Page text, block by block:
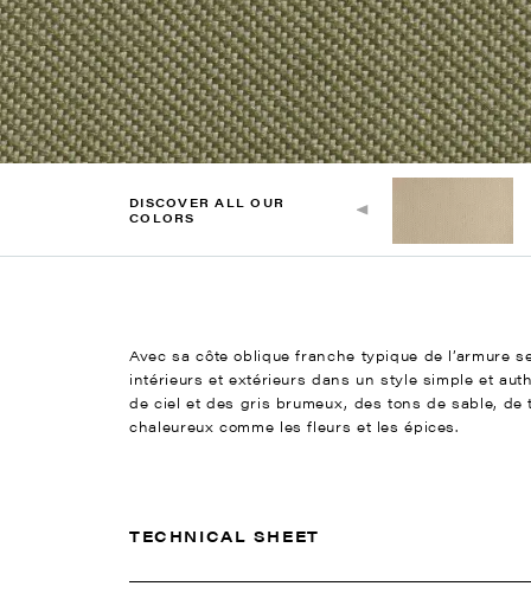
DISCOVER ALL OUR
COLORS
Avec sa côte oblique franche typique de l’armure
intérieurs et extérieurs dans un style simple et
de ciel et des gris brumeux, des tons de sable, de
chaleureux comme les fleurs et les épices.
TECHNICAL SHEET